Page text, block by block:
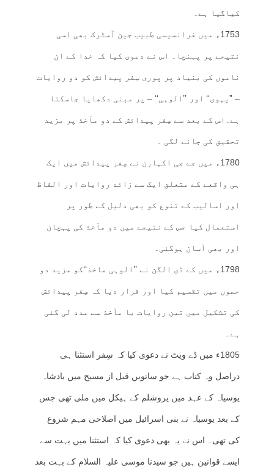
کیاگیا ہے۔
1753ء میں فرانسیسی طبیب جین آسٹرک بھی اسی
نتیجے پر پہنچا۔ اس نے دعوی کیا کہ خدا کے ان
ناموں کی بنیاد پر پوری سِفر پیدائش کو دو روایات
– ”یہوی‘‘ اور ’’الوہی‘‘ – پر مبنی دکھایا جاسکتا
ہے۔اس کے بعد سے سِفر پیدائش کے دو مآخذ پر مزید
تحقیق کی جانے لگی ۔
1780ء میں جے جی اکہارن نے سِفر پیدائش میں ایک
ہی واقعے کے متعلق ایک سے زائد روایات اور الفاظ
اور اسالیب کے تنوع کو بھی دلیل کے طور پر
استعمال کیا جس کے نتیجے میں دو مآخذ کی پہچان
اور بھی آسان ہوگئی۔
1798ء میں کے ڈی الگن نے ’’الوہی ماخذ‘‘کو مزید دو
حصوں میں تقسیم کیا اور قرار دیا کہ سِفر پیدائش
کی تشکیل میں تین روایات یا مآخذ سے مدد لی گئی
ہے۔
1805ء میں ڈے ویٹ نے دعوی کیا کہ سِفر استثنا ہی
دراصل وہ کتاب ہے جو ساتویں قبل از مسیح میں بادشاہ
یوسیاہ کے عہد میں یروشلم کے ہیکل میں ملی تھی جس
کے بعد یوسیاہ نے بنی اسرائیل میں اصلاحی مہم شروع
کی تھی۔ اس نے یہ بھی دعوی کیا کہ استثنا میں بہت سے
ایسے قوانین ہیں جو سیدنا موسی علیہ السلام کے بہت بعد